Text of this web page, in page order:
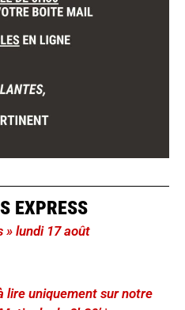
EXPRESS
» lundi 17 août
lire uniquement sur notre